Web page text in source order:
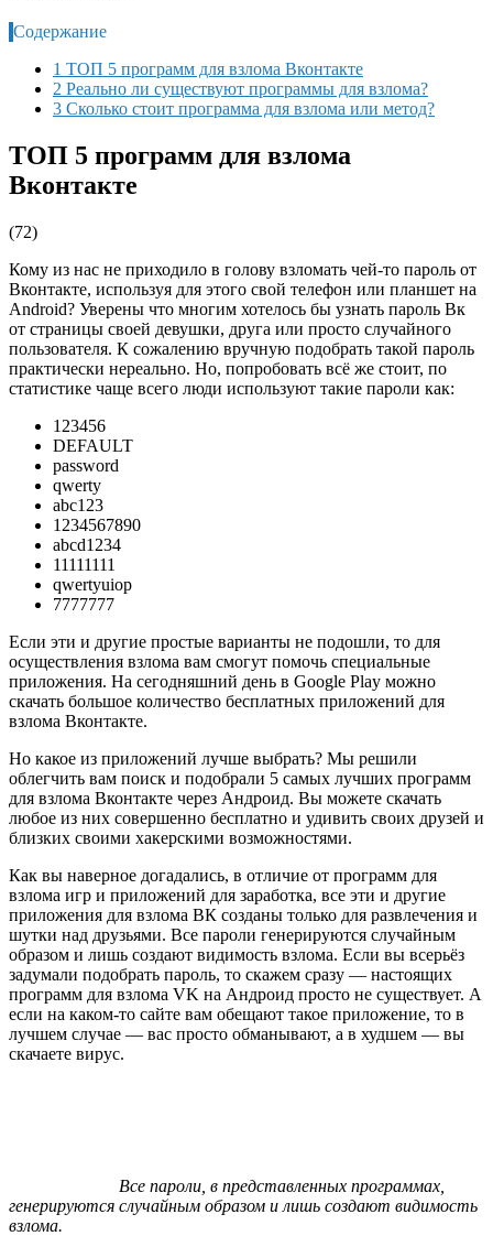
Содержание
1 ТОП 5 программ для взлома Вконтакте
2 Реально ли существуют программы для взлома?
3 Сколько стоит программа для взлома или метод?
ТОП 5 программ для взлома
Вконтакте
(72)
Кому из нас не приходило в голову взломать чей-то пароль от
Вконтакте, используя для этого свой телефон или планшет на
Android? Уверены что многим хотелось бы узнать пароль Вк
от страницы своей девушки, друга или просто случайного
пользователя. К сожалению вручную подобрать такой пароль
практически нереально. Но, попробовать всё же стоит, по
статистике чаще всего люди используют такие пароли как:
123456
DEFAULT
password
qwerty
abc123
1234567890
abcd1234
11111111
qwertyuiop
7777777
Если эти и другие простые варианты не подошли, то для
осуществления взлома вам смогут помочь специальные
приложения. На сегодняшний день в Google Play можно
скачать большое количество бесплатных приложений для
взлома Вконтакте.
Но какое из приложений лучше выбрать? Мы решили
облегчить вам поиск и подобрали 5 самых лучших программ
для взлома Вконтакте через Андроид. Вы можете скачать
любое из них совершенно бесплатно и удивить своих друзей и
близких своими хакерскими возможностями.
Как вы наверное догадались, в отличие от программ для
взлома игр и приложений для заработка, все эти и другие
приложения для взлома ВК созданы только для развлечения и
шутки над друзьями. Все пароли генерируются случайным
образом и лишь создают видимость взлома. Если вы всерьёз
задумали подобрать пароль, то скажем сразу — настоящих
программ для взлома VK на Андроид просто не существует. А
если на каком-то сайте вам обещают такое приложение, то в
лучшем случае — вас просто обманывают, а в худшем — вы
скачаете вирус.
Все пароли, в представленных программах,
генерируются случайным образом и лишь создают видимость
взлома.